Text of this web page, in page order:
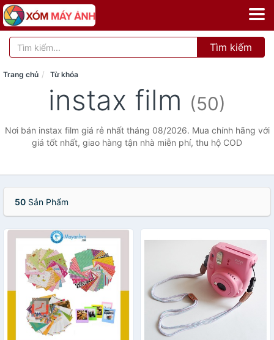
Tìm kiếm
Trang chủ Từ khóa
instax film (50)
Nơi bán instax film giá rẻ nhất tháng 08/2026. Mua chính hãng với
giá tốt nhất, giao hàng tận nhà miễn phí, thu hộ COD
50 Sản Phẩm